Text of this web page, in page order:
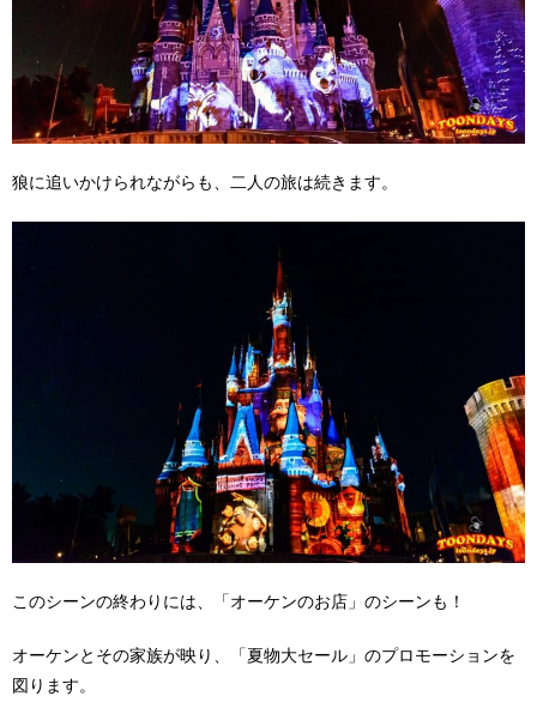
狼に追いかけられながらも、二人の旅は続きます。
このシーンの終わりには、「オーケンのお店」のシーンも！
オーケンとその家族が映り、「夏物大セール」のプロモーションを
図ります。